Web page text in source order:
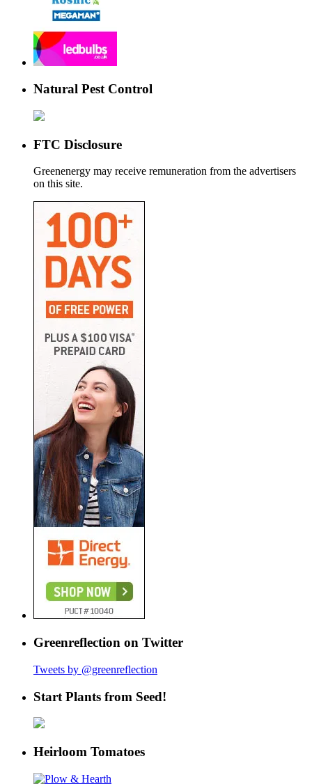
Natural Pest Control
FTC Disclosure
Greenenergy may receive remuneration from the advertisers
on this site.
Greenreflection on Twitter
Tweets by @greenreflection
Start Plants from Seed!
Heirloom Tomatoes